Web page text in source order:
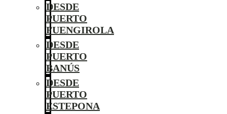
DESDE
PUERTO
FUENGIROLA
DESDE
PUERTO
BANÚS
DESDE
PUERTO
ESTEPONA